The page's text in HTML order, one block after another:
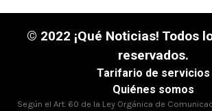
© 2022 ¡Qué Noticias! Todos
reservados.
Tarifario de servicios
Quiénes somos
Según el Art. 60 de la Ley Orgánica de